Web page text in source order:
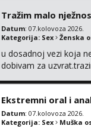
Tražim malo
Datum: 07.kolovoza 2026.
Kategorija: Sex Ženska
u dosadnoj vezi koja
dobivam za
Ekstremni oral i
Datum: 07.kolovoza 2026.
Kategorija: Sex Muška